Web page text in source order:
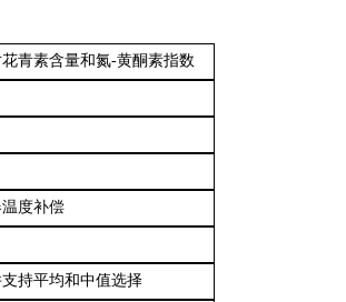
青素含量和氮-黄酮素指数
度补偿
持平均和中值选择